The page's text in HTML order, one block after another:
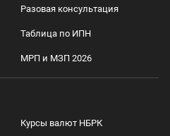
Разовая консультация
Таблица по ИПН
МРП и МЗП 2026
Курсы валют НБРК